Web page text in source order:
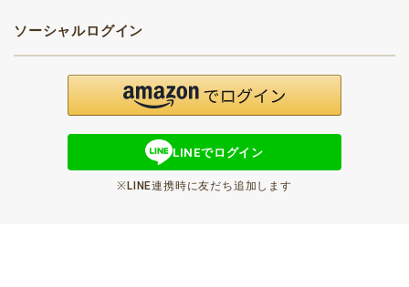
ソーシャルログイン
LINEでログイン
※LINE連携時に友だち追加します